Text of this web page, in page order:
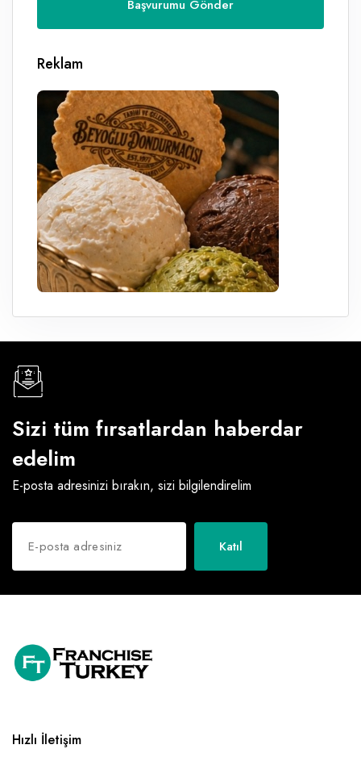
Reklam
Sizi tüm fırsatlardan haberdar
edelim
E-posta adresinizi bırakın, sizi bilgilendirelim
Katıl
Hızlı İletişim